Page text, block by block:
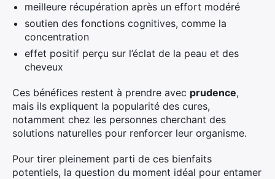
meilleure récupération après un effort modéré
soutien des fonctions cognitives, comme la
concentration
effet positif perçu sur l’éclat de la peau et des
cheveux
Ces bénéfices restent à prendre avec prudence,
mais ils expliquent la popularité des cures,
notamment chez les personnes cherchant des
solutions naturelles pour renforcer leur organisme.
Pour tirer pleinement parti de ces bienfaits
potentiels, la question du moment idéal pour entamer